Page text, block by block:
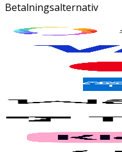
Betalningsalternativ